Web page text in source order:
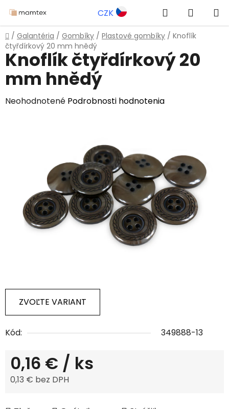
na
obsah
CZK Hľadať
KOŠÍK
Domov
/ Galantéria / Gombíky / Plastové gombíky / Knoflík
čtyřdírkový 20 mm hnědý
ZVOĽTE VARIANT
Kód: 349888-13
0,16 € / ks
0,13 € bez DPH
Knoflík čtyřdírkový 20
mm hnědý
Priemerné
hviezdičiek.
Neohodnotené Podrobnosti hodnotenia